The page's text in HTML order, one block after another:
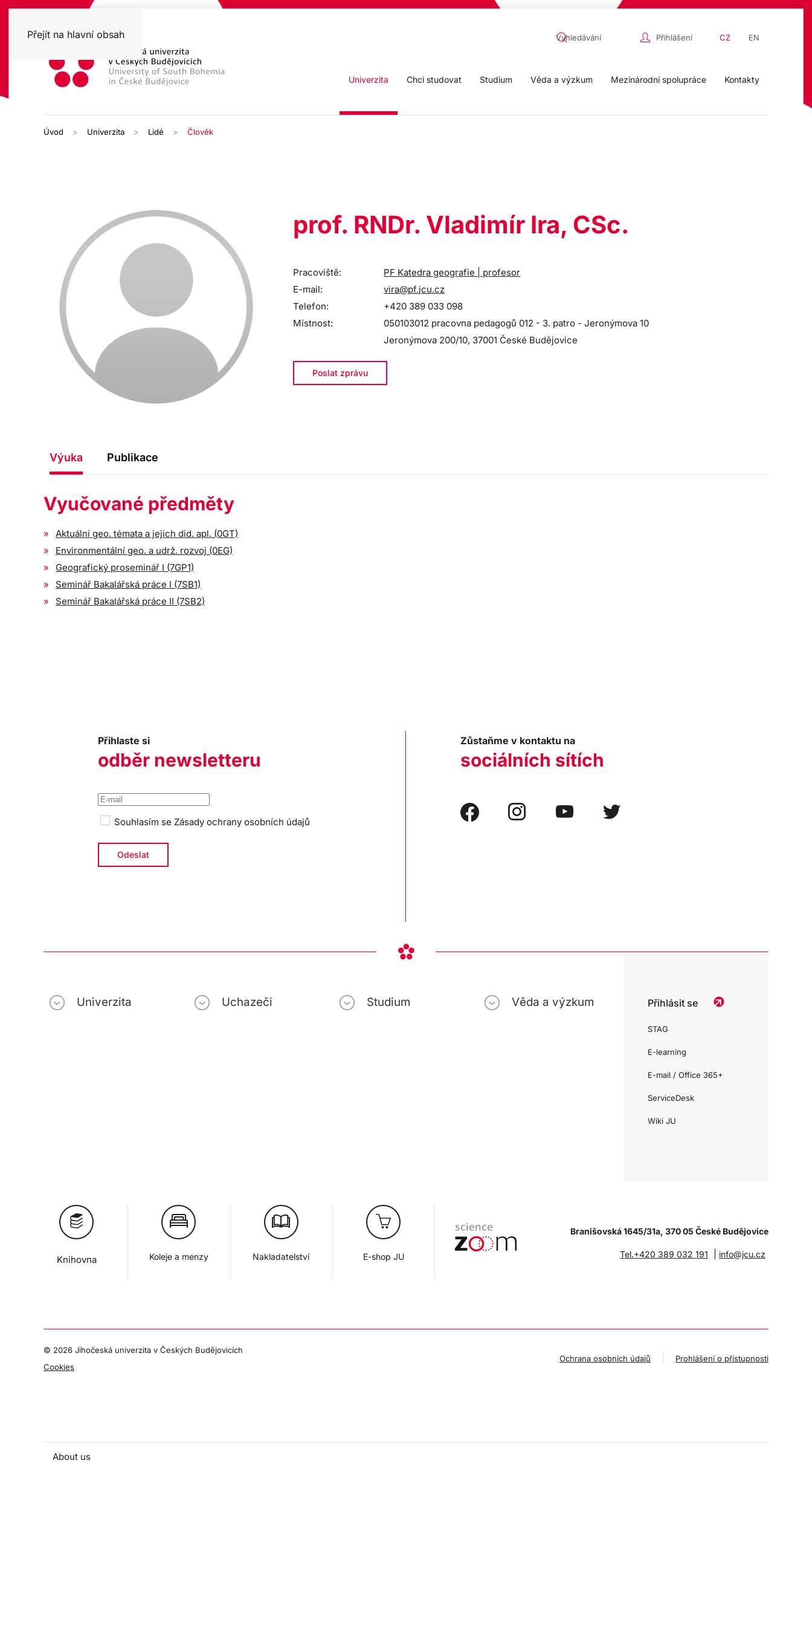
Přejít na hlavní obsah Přihlášení CZ EN
Univerzita Chci studovat Studium Věda a výzkum Mezinárodní spolupráce Kontakty
Úvod Univerzita Lidé Člověk
prof. RNDr. Vladimír Ira, CSc.
Pracoviště:
PF Katedra geografie | profesor
E-mail:
vira@pf.jcu.cz
Telefon:
+420 389 033 098
Místnost:
050103012 pracovna pedagogů 012 - 3. patro - Jeronýmova 10
Jeronýmova 200/10, 37001 České Budějovice
Poslat zprávu
Výuka Publikace
Vyučované předměty
Aktuální geo. témata a jejich did. apl. (0GT)
Environmentální geo. a udrž. rozvoj (0EG)
Geografický proseminář I (7GP1)
Seminář Bakalářská práce I (7SB1)
Seminář Bakalářská práce II (7SB2)
Přihlaste si
odběr newsletteru
Souhlasím se Zásady ochrany osobních údajů
Zůstaňme v kontaktu na
sociálních sítích
Univerzita Uchazeči Studium Věda a výzkum Přihlásit se
STAG
E-learning
E-mail / Office 365+
ServiceDesk
Wiki JU
Knihovna Koleje a menzy Nakladatelství E-shop JU
Branišovská 1645/31a, 370 05 České Budějovice
Tel.+420 389 032 191 info@jcu.cz
© 2026 Jihočeská univerzita v Českých Budějovicích
Cookies
Ochrana osobních údajů Prohlášení o přístupnosti
About us